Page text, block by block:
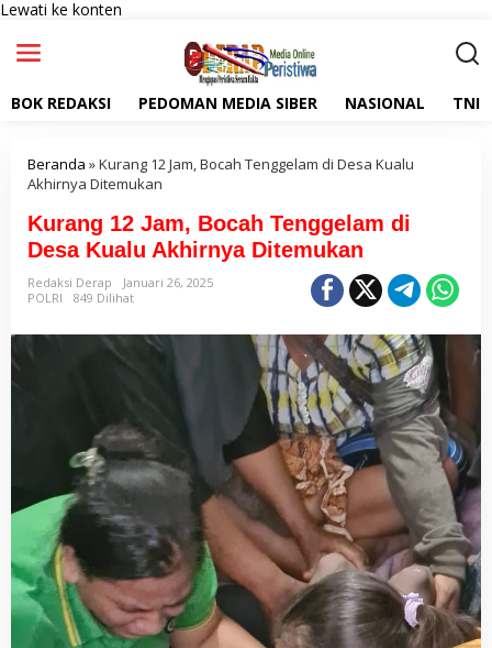
Lewati ke konten
BOK REDAKSI PEDOMAN MEDIA SIBER NASIONAL TNI
Beranda »Kurang 12 Jam, Bocah Tenggelam di Desa Kualu
Akhirnya Ditemukan
Kurang 12 Jam, Bocah Tenggelam di
Desa Kualu Akhirnya Ditemukan
Redaksi Derap
Januari 26, 2025
POLRI
849 Dilihat